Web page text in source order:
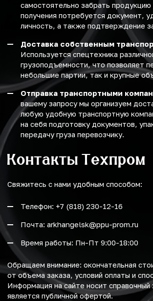
самостоятельно забрать
получения потребуется документ,
личность, а также подтверждение
Доставка собственным
Используется спецтехника
грузоподъемности, что позволяет
небольшие партии, так и крупные
Отправка транспортными
вашему запросу мы организуем
любую удобную транспортную
на себя подготовку документов,
передачу груза перевозчику.
Контакты Техпром
Свяжитесь с нами удобным способом:
Телефон: +7 (818) 230-12-16
Почта: arkhangelsk@ppu-prom.ru
Время работы: Пн-Пт 9:00-18:00
Обращаем внимание: окончательная
от объема заказа, условий оплаты и
Информация на сайте носит справочный
является публичной офертой.